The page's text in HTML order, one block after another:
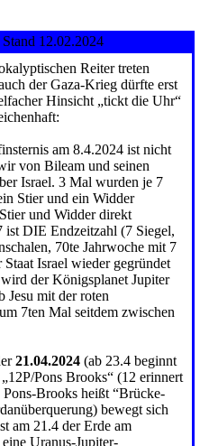
12.02.2024
Reiter treten
der Gaza-Krieg dürfte erst
Hinsicht „tickt die Uhr“
am 8.4.2024 ist nicht
von Bileam und seinen
Israel. 3 Mal wurden je 7
Stier und ein Widder
und Widder direkt
ist DIE Endzeitzahl (7 Siegel,
70te Jahrwoche mit 7
Israel wieder gegründet
der Königsplanet Jupiter
Jesu mit der roten
7ten Mal seitdem zwischen
21.04.2024 (ab 23.4 beginnt
Pons Brooks“ (12 erinnert
Pons-Brooks heißt “Brücke-
bewegt sich
am 21.4 der Erde am
Uranus-Jupiter-